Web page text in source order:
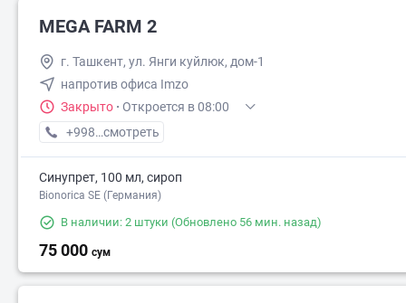
MEGA FARM 2
г. Ташкент, ул. Янги куйлюк, дом-1
напротив офиса Imzo
Закрыто · Откроется в 08:00
+998 (71) XXX-XX-XX
смотреть
Синупрет, 100 мл, сироп
Bionorica SE (Германия)
В наличии: 2 штуки (Обновлено 56 мин. назад)
75 000 сум